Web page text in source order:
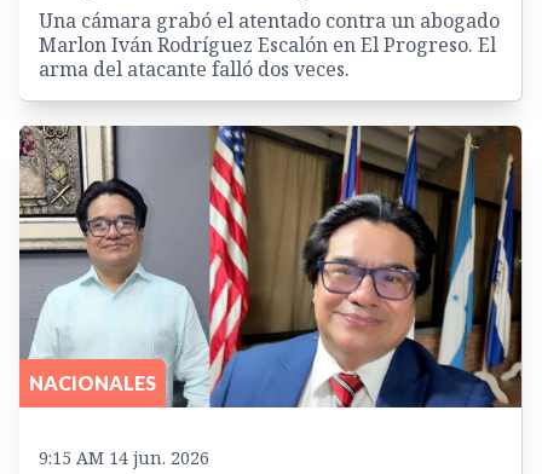
Una cámara grabó el atentado contra un abogado
Marlon Iván Rodríguez Escalón en El Progreso. El
arma del atacante falló dos veces.
NACIONALES
9:15 AM 14 jun. 2026